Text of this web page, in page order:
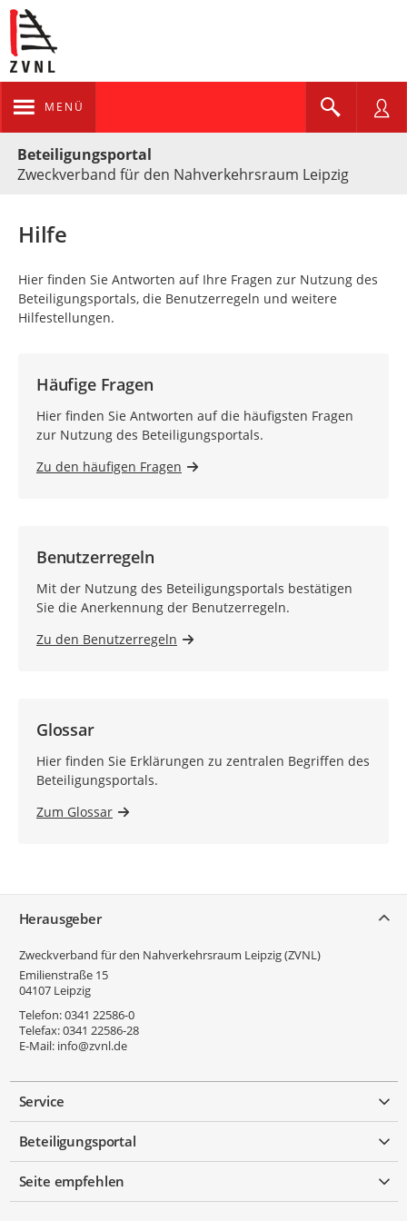
MENÜ
Beteiligungsportal
Zweckverband für den Nahverkehrsraum Leipzig
Hilfe
Hier finden Sie Antworten auf Ihre Fragen zur Nutzung des
Beteiligungsportals, die Benutzerregeln und weitere
Hilfestellungen.
Häufige Fragen
Hier finden Sie Antworten auf die häufigsten Fragen
zur Nutzung des Beteiligungsportals.
Zu den häufigen Fragen
Benutzerregeln
Mit der Nutzung des Beteiligungsportals bestätigen
Sie die Anerkennung der Benutzerregeln.
Zu den Benutzerregeln
Glossar
Hier finden Sie Erklärungen zu zentralen Begriffen des
Beteiligungsportals.
Zum Glossar
Herausgeber
Zweckverband für den Nahverkehrsraum Leipzig (ZVNL)
Emilienstraße 15
04107 Leipzig
Telefon:0341 22586-0
Telefax:0341 22586-28
E-Mail: info@zvnl.de
Service
Beteiligungsportal
Seite empfehlen